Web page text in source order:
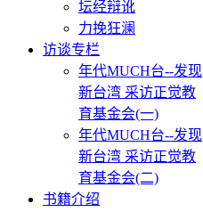
坛经辩讹
力挽狂澜
访谈专栏
年代MUCH台--发现
新台湾 采访正觉教
育基金会(一)
年代MUCH台--发现
新台湾 采访正觉教
育基金会(二)
书籍介绍